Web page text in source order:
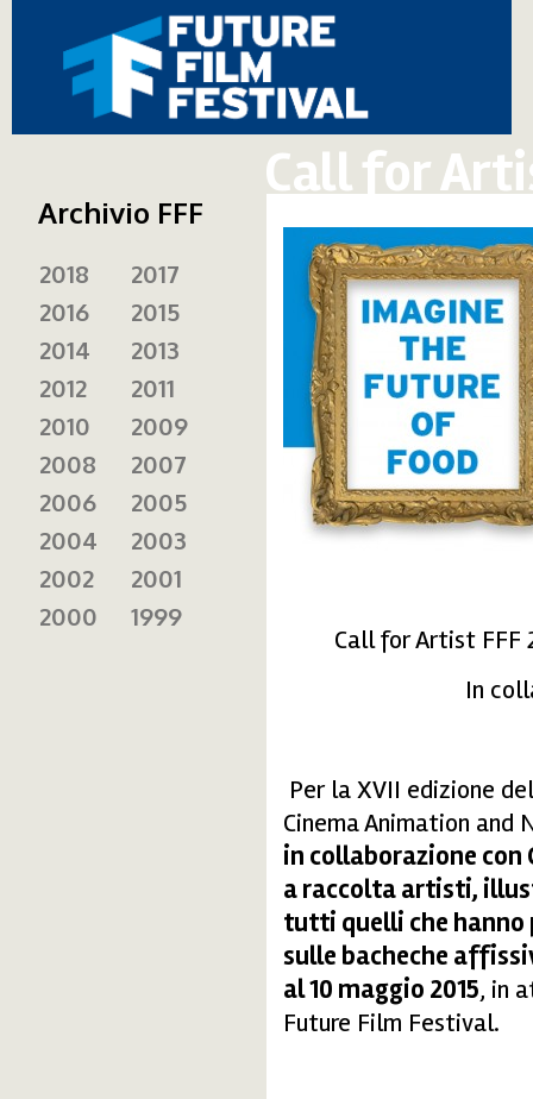
Call for
Future |
Call for Artist
In
Per la XVII edizione
Cinema Animation and
in collaborazione con
a raccolta artisti,
tutti quelli che hanno
sulle bacheche
al 10 maggio 2015, in
Future Film Festival.
Archivio FFF
2018
2017
2016
2015
2014
2013
2012
2011
2010
2009
2008
2007
2006
2005
2004
2003
2002
2001
2000
1999